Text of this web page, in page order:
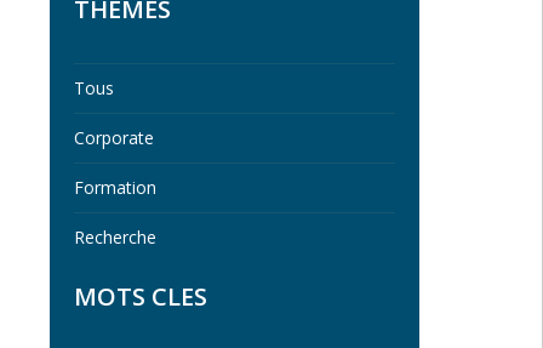
THEMES
Tous
Corporate
Formation
Recherche
MOTS CLES